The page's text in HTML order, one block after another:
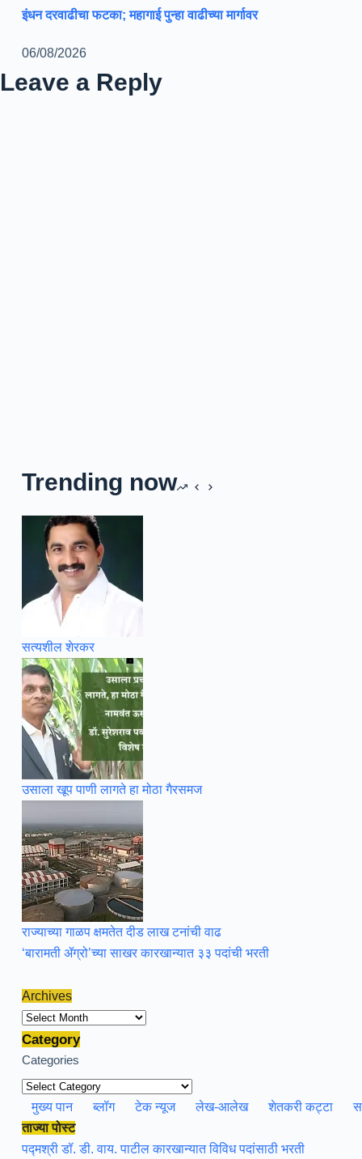
इंधन दरवाढीचा फटका; महागाई पुन्हा वाढीच्या मार्गावर
06/08/2026
Leave a Reply
Trending now
सत्यशील शेरकर
उसाला खूप पाणी लागते हा मोठा गैरसमज
राज्याच्या गाळप क्षमतेत दीड लाख टनांची वाढ
‘बारामती ॲग्रो’च्या साखर कारखान्यात ३३ पदांची भरती
Archives
Archives
Category
Categories
मुख्य पान ब्लॉग टेक न्यूज लेख-आलेख शेतकरी कट्टा
ताज्या पोस्ट
पद्मश्री डॉ. डी. वाय. पाटील कारखान्यात विविध पदांसाठी भरती